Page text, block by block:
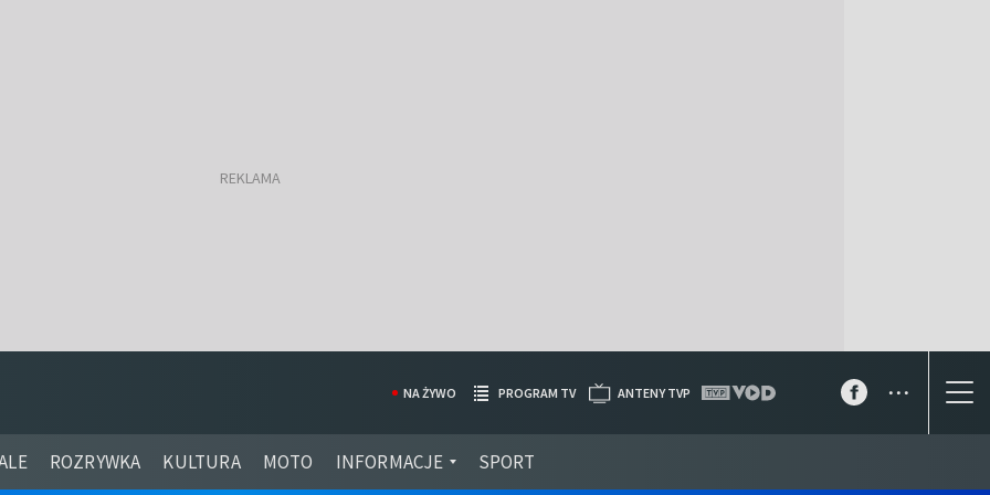
ROZRYWKA KULTURA MOTO INFORMACJE SPORT
NA ŻYWO PROGRAM TV ANTENY TVP ...